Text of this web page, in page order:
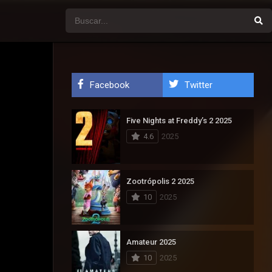
Facebook Twitter
Five Nights at Freddy’s 2 2025
4.6
2025
Zootrópolis 2 2025
10
2025
Amateur 2025
10
2025